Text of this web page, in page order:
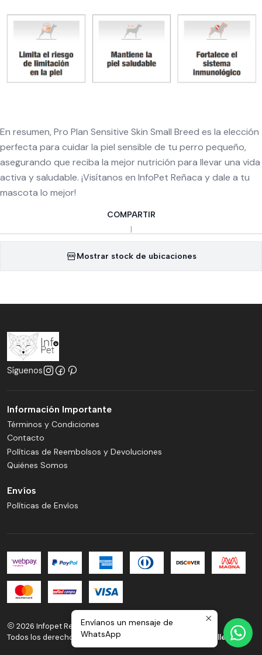
En resumen, Pro Plan Sensitive Skin Small Breed es la elección
perfecta para cuidar la piel sensible de tu perro pequeño,
asegurando que reciba la mejor nutrición para llevar una vida
activa y saludable. ¡Visítanos en InfoPet Reñaca y dale a tu
mascota lo mejor!
COMPARTIR
|
Mostrar stock de ubicaciones
Síguenos
Información Importante
Términos y Condiciones
Contacto
Políticas de Reembolsos y Devoluciones
Quiénes Somos
Envíos
Políticas de Envíos
2026 Infopet Reñaca.
Todos los derechos reservados.
Desarrollado por Jumpseller
Envíanos un mensaje de
WhatsApp